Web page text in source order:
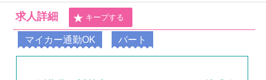
求人詳細 キープする
マイカー通勤OK パート